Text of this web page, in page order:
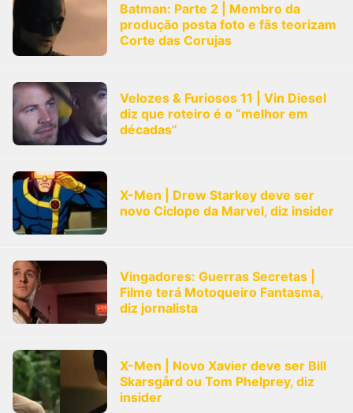
Batman: Parte 2 | Membro da
produção posta foto e fãs teorizam
Corte das Corujas
Velozes & Furiosos 11 | Vin Diesel
diz que roteiro é o “melhor em
décadas”
X-Men | Drew Starkey deve ser
novo Ciclope da Marvel, diz insider
Vingadores: Guerras Secretas |
Filme terá Motoqueiro Fantasma,
diz jornalista
X-Men | Novo Xavier deve ser Bill
Skarsgård ou Tom Phelprey, diz
insider